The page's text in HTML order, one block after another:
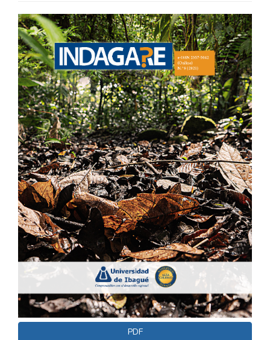
BARRA
LATERAL
DEL
ARTÍCULO
PDF